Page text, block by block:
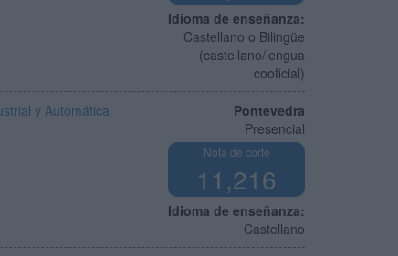
Idioma de enseñanza:
Castellano o Bilingüe
(castellano/lengua
cooficial)
Pontevedra
Presencial
Nota de corte
11,216
Idioma de enseñanza:
Castellano
y Automática